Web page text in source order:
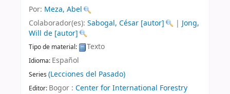
Por: Meza, Abel
Colaborador(es): Sabogal, César [autor] | Jong,
Will de [autor]
Tipo de material: Texto
Idioma: Español
Series (Lecciones del Pasado)
Editor: Bogor : Center for International Forestry